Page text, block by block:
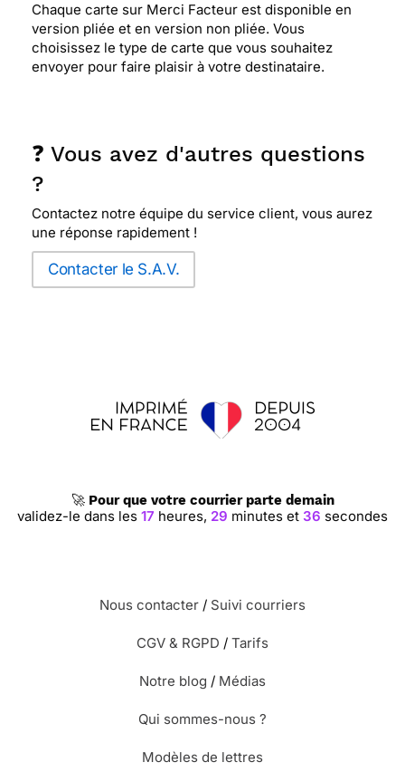
Chaque carte sur Merci Facteur est disponible en
version pliée et en version non pliée. Vous
choisissez le type de carte que vous souhaitez
envoyer pour faire plaisir à votre destinataire.
❓ Vous avez d'autres questions
?
Contactez notre équipe du service client, vous aurez
une réponse rapidement !
Contacter le S.A.V.
🚀 Pour que votre courrier parte demain
validez-le dans les17 heures, 29 minutes et35 secondes
Nous contacter / Suivi courriers
CGV & RGPD / Tarifs
Notre blog / Médias
Qui sommes-nous ?
Modèles de lettres